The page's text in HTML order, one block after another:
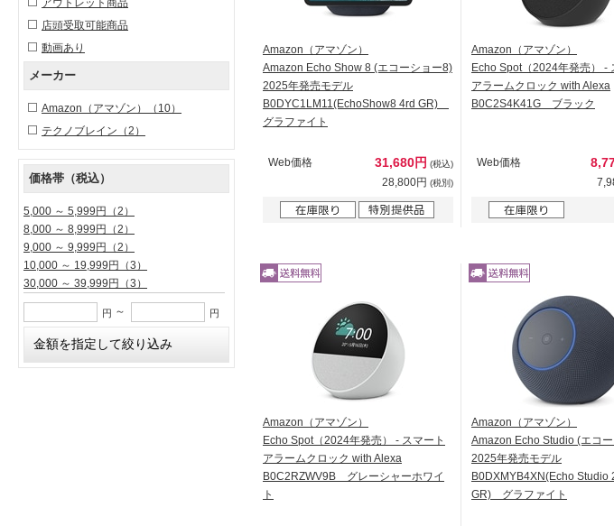
アウトレット商品
店頭受取可能商品
動画あり
メーカー
Amazon（アマゾン）
（10）
テクノブレイン （2）
価格帯（税込）
5,000 ～ 5,999円
（2）
8,000 ～ 8,999円
（2）
9,000 ～ 9,999円
（2）
10,000 ～ 19,999円
（3）
30,000 ～ 39,999円
（3）
円 ～ 円
Amazon（アマゾン）
Amazon Echo Show 8 (エコーショー8)
2025年発売モデル
B0DYC1LM11(EchoShow8 4rd GR)
グラファイト
Web価格 31,680円 (税込)
28,800円 (税別)
Amazon（アマゾン）
Echo Spot（2024年発売） -
アラームクロック with Alexa
B0C2S4K41G ブラック
Web価格
Amazon（アマゾン）
Echo Spot（2024年発売） - スマート
アラームクロック with Alexa
B0C2RZWV9B グレーシャーホワイ
ト
Amazon（アマゾン）
Amazon Echo Studio (エコ
2025年発売モデル
B0DXMYB4XN(Echo Studio
GR) グラファイト